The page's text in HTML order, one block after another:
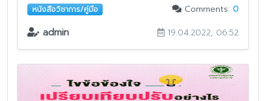
หนังสือวิชาการ/คู่มือ Comments: 0
admin 19.04.2022, 06:52